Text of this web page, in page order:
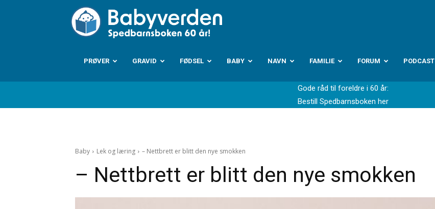
Babyverden.no
PRØVER GRAVID FØDSEL BABY NAVN FAMILIE FORUM PODCAST
Gode råd til foreldre i 60 år:
Bestill Spedbarnsboken her
Baby Lek og læring – Nettbrett er blitt den nye smokken
– Nettbrett er blitt den nye smokken